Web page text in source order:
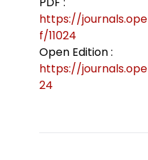
https://
f/11024
Open Edition :
https://
24